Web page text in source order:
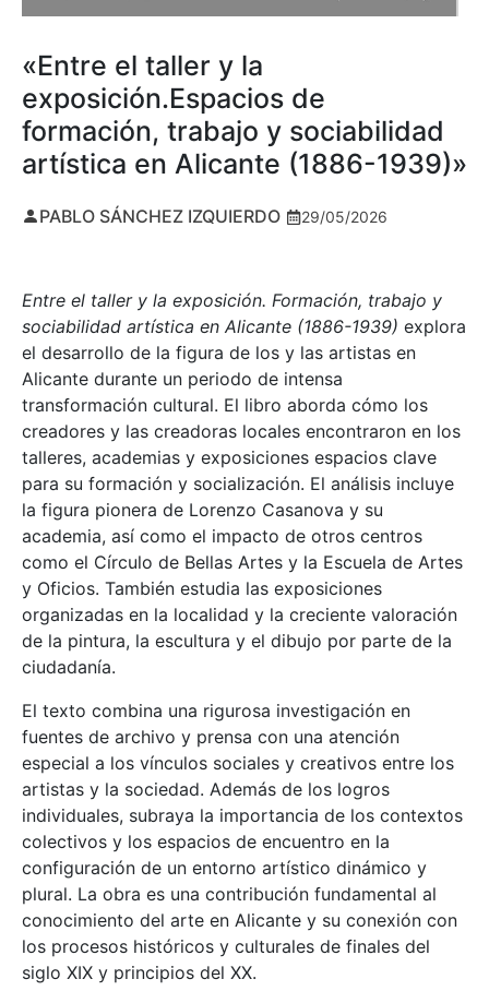
«Entre el taller y la
exposición.Espacios de
formación, trabajo y sociabilidad
artística en Alicante (1886-1939)»
PABLO SÁNCHEZ IZQUIERDO 29/05/2026
Entre el taller y la exposición. Formación, trabajo y
sociabilidad artística en Alicante (1886-1939) explora
el desarrollo de la figura de los y las artistas en
Alicante durante un periodo de intensa
transformación cultural. El libro aborda cómo los
creadores y las creadoras locales encontraron en los
talleres, academias y exposiciones espacios clave
para su formación y socialización. El análisis incluye
la figura pionera de Lorenzo Casanova y su
academia, así como el impacto de otros centros
como el Círculo de Bellas Artes y la Escuela de Artes
y Oficios. También estudia las exposiciones
organizadas en la localidad y la creciente valoración
de la pintura, la escultura y el dibujo por parte de la
ciudadanía.
El texto combina una rigurosa investigación en
fuentes de archivo y prensa con una atención
especial a los vínculos sociales y creativos entre los
artistas y la sociedad. Además de los logros
individuales, subraya la importancia de los contextos
colectivos y los espacios de encuentro en la
configuración de un entorno artístico dinámico y
plural. La obra es una contribución fundamental al
conocimiento del arte en Alicante y su conexión con
los procesos históricos y culturales de finales del
siglo XIX y principios del XX.